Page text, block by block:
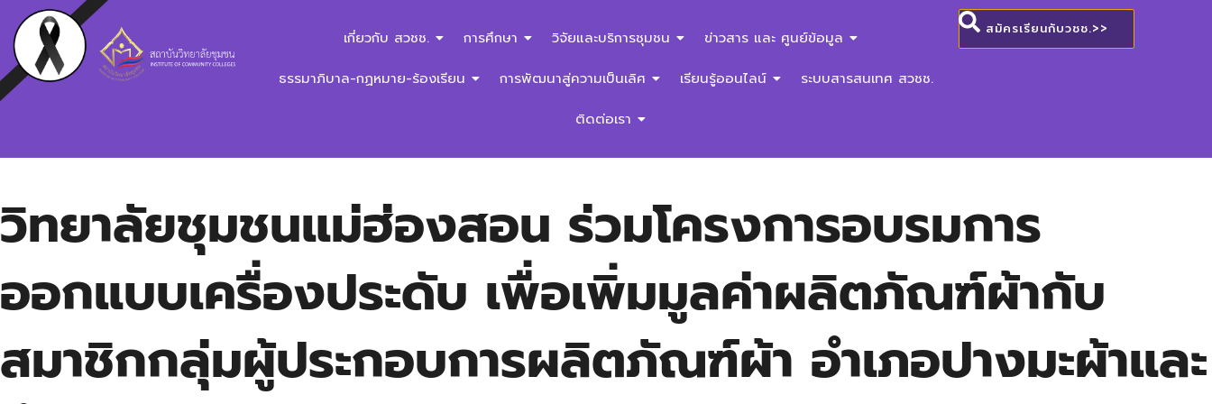
เกี่ยวกับ สวชช. การศึกษา วิจัยและบริการชุมชน ข่าวสาร และ ศูนย์ข้อมูล
ธรรมาภิบาล-กฏหมาย-ร้องเรียน การพัฒนาสู่ความเป็นเลิศ เรียนรู้ออนไลน์ ระบบสารสนเทศ สวชช.
ติดต่อเรา
สมัครเรียนกับวชช.>>
วิทยาลัยชุมชนแม่ฮ่องสอน ร่วมโครงการอบรมการ
ออกแบบเครื่องประดับ เพื่อเพิ่มมูลค่าผลิตภัณฑ์ผ้ากับ
สมาชิกกลุ่มผู้ประกอบการผลิตภัณฑ์ผ้า อำเภอปางมะผ้าและ